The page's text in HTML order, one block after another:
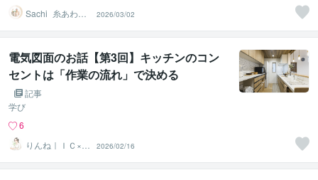
Sachi_糸あわデ
2026/03/02
電気図面のお話【第3回】キッチンのコン
セントは「作業の流れ」で決める
記事
学び
6
りんね｜ＩＣ×電
気工事士
2026/02/16